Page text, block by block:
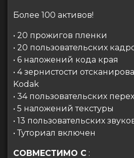
Более 100 активов!
• 20 прожигов пленки
• 20 пользовательских
• 6 наложений кода края
• 4 зернистости
Kodak
• 34 пользовательских
• 5 наложений текстуры
• 13 пользовательских
• Туториал включен
СОВМЕСТИМО С :